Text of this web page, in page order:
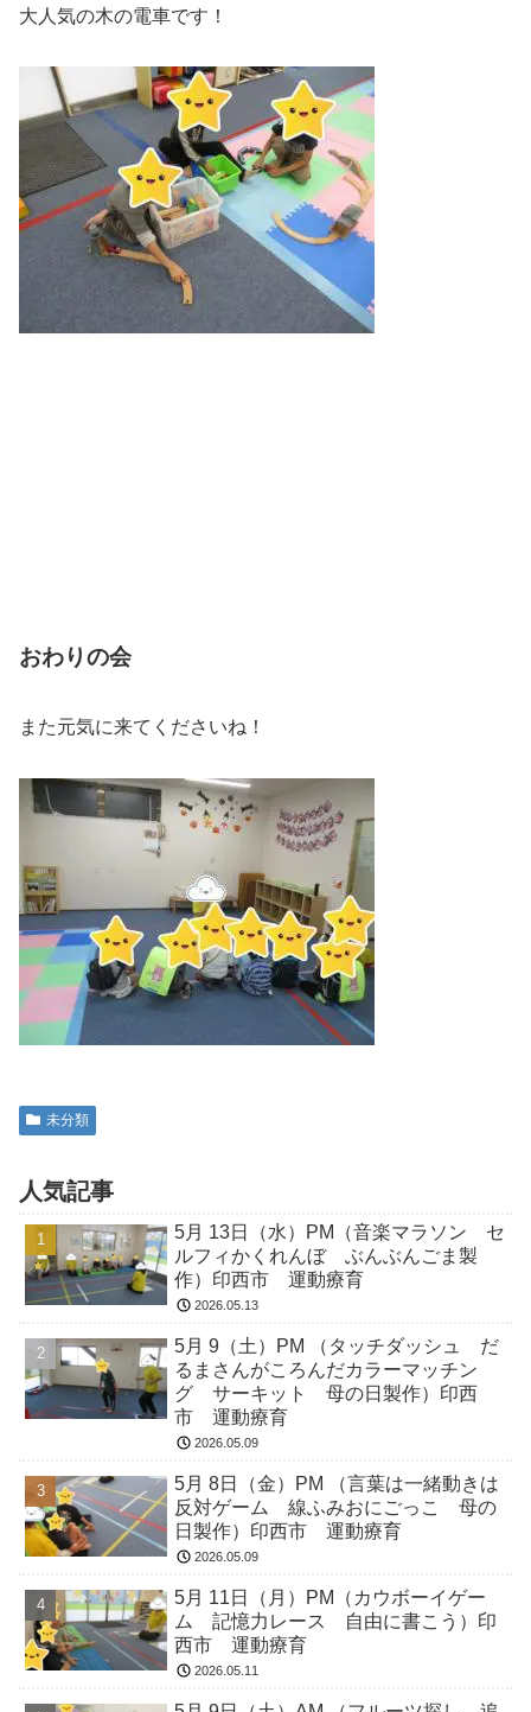
大人気の木の電車です！
おわりの会
また元気に来てくださいね！
未分類
人気記事
5月 13日（水）PM（音楽マラソン セ
ルフィかくれんぼ ぶんぶんごま製
作）印西市 運動療育
2026.05.13
5月 9（土）PM （タッチダッシュ だ
るまさんがころんだカラーマッチン
グ サーキット 母の日製作）印西
市 運動療育
2026.05.09
5月 8日（金）PM （言葉は一緒動きは
反対ゲーム 線ふみおにごっこ 母の
日製作）印西市 運動療育
2026.05.09
5月 11日（月）PM（カウボーイゲー
ム 記憶力レース 自由に書こう）印
西市 運動療育
2026.05.11